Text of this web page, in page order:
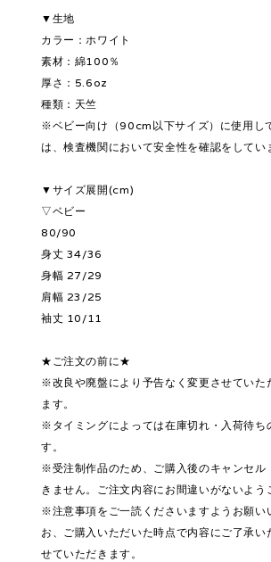
▼生地
カラー：ホワイト
素材：綿100％
厚さ：5.6oz
種類：天竺
※ベビー向け（90cm以下サイズ）に使用し
は、検査機関において安全性を確認をしてい
▼サイズ展開(cm)
▽ベビー
80/90
身丈 34/36
身幅 27/29
肩幅 23/25
袖丈 10/11
★ご注文の前に★
※改良や廃盤により予告なく変更させていた
ます。
※タイミングによっては在庫切れ・入荷待ち
す。
※受注制作品のため、ご購入後のキャンセル
きません。ご注文内容にお間違いがないよう
※注意事項をご一読くださいますようお願い
お、ご購入いただいた時点で内容にご了承い
せていただきます。